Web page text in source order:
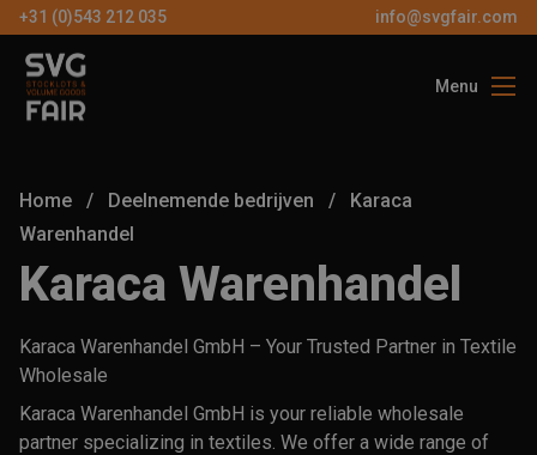
+31 (0)543 212 035 info@svgfair.com
Menu
Partners
Home / Deelnemende bedrijven /
Karaca
Warenhandel
Karaca Warenhandel
Karaca Warenhandel GmbH – Your Trusted Partner in Textile
Wholesale
Karaca Warenhandel GmbH is your reliable wholesale
partner specializing in textiles. We offer a wide range of